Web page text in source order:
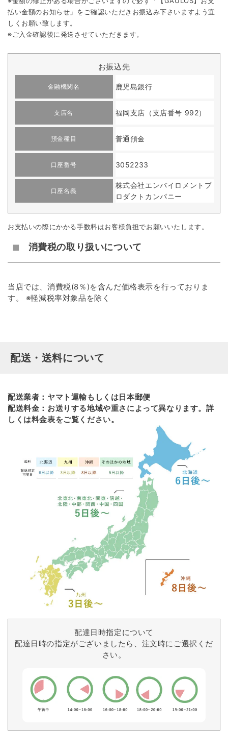
払い金額のお知らせ」をご確認いただきお振込み下さいますよう宜
しくお願い致します。
※ご入金確認後に発送させていただきます。
お振込先
金融機関名 鹿児島銀行
支店名 福岡支店（支店番号 992）
預金種目 普通預金
口座番号 3052233
口座名義
株式会社エンバイロメントプ
ロダクトカンパニー
お支払いの際にかかる手数料はお客様負担でお願いいたします。
消費税の取り扱いについて
当店では、消費税(8％)を含んだ価格表示を行っておりま
す。 ※軽減税率対象品を除く
配送・送料について
配送業者：ヤマト運輸もしくは日本郵便
配送料金：お送りする地域や重さによって異なります。詳
しくは料金表をご覧ください。
配達日時指定について
配達日時の指定がございましたら、注文時にご選択くだ
さい。